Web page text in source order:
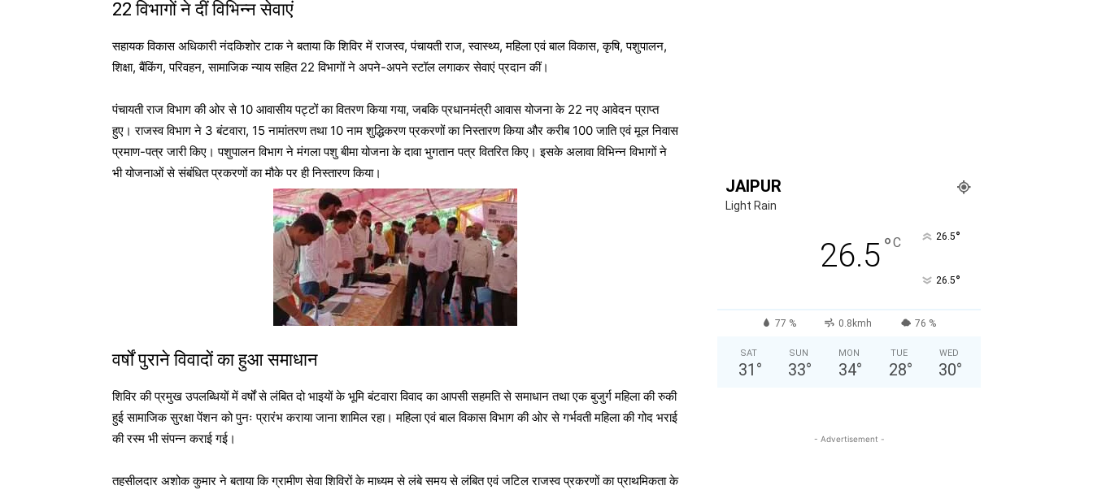
22 विभागों ने दीं विभिन्न सेवाएं
सहायक विकास अधिकारी नंदकिशोर टाक ने बताया कि शिविर में राजस्व, पंचायती राज, स्वास्थ्य, महिला एवं बाल विकास, कृषि, पशुपालन,
शिक्षा, बैंकिंग, परिवहन, सामाजिक न्याय सहित 22 विभागों ने अपने-अपने स्टॉल लगाकर सेवाएं प्रदान कीं।
पंचायती राज विभाग की ओर से 10 आवासीय पट्टों का वितरण किया गया, जबकि प्रधानमंत्री आवास योजना के 22 नए आवेदन प्राप्त
हुए। राजस्व विभाग ने 3 बंटवारा, 15 नामांतरण तथा 10 नाम शुद्धिकरण प्रकरणों का निस्तारण किया और करीब 100 जाति एवं मूल निवास
प्रमाण-पत्र जारी किए। पशुपालन विभाग ने मंगला पशु बीमा योजना के दावा भुगतान पत्र वितरित किए। इसके अलावा विभिन्न विभागों ने
भी योजनाओं से संबंधित प्रकरणों का मौके पर ही निस्तारण किया।
वर्षों पुराने विवादों का हुआ समाधान
शिविर की प्रमुख उपलब्धियों में वर्षों से लंबित दो भाइयों के भूमि बंटवारा विवाद का आपसी सहमति से समाधान तथा एक बुजुर्ग महिला की रुकी
हुई सामाजिक सुरक्षा पेंशन को पुनः प्रारंभ कराया जाना शामिल रहा। महिला एवं बाल विकास विभाग की ओर से गर्भवती महिला की गोद भराई
की रस्म भी संपन्न कराई गई।
तहसीलदार अशोक कुमार ने बताया कि ग्रामीण सेवा शिविरों के माध्यम से लंबे समय से लंबित एवं जटिल राजस्व प्रकरणों का प्राथमिकता के
JAIPUR
Light Rain
26.5°C 26.5°
26.5°
77 % 0.8kmh 76 %
SAT
31 °
SUN
33°
MON
34°
TUE
28°
WED
30°
- Advertisement -